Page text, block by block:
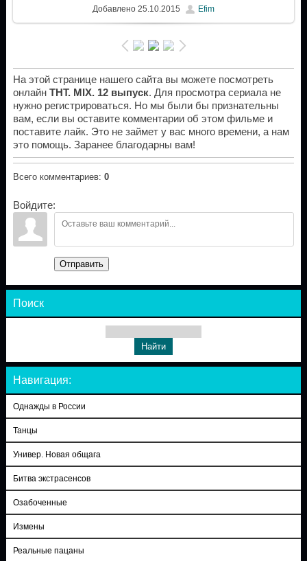
Добавлено25.10.2015 Efim
На этой странице нашего сайта вы можете посмотреть
онлайн ТНТ. MIX. 12 выпуск. Для просмотра сериала не
нужно регистрироваться. Но мы были бы признательны
вам, если вы оставите комментарии об этом фильме и
поставите лайк. Это не займет у вас много времени, а нам
это помощь. Заранее благодарны вам!
Всего комментариев: 0
Войдите:
Отправить
Поиск
Навигация:
Однажды в России
Танцы
Универ. Новая общага
Битва экстрасенсов
Озабоченные
Измены
Реальные пацаны